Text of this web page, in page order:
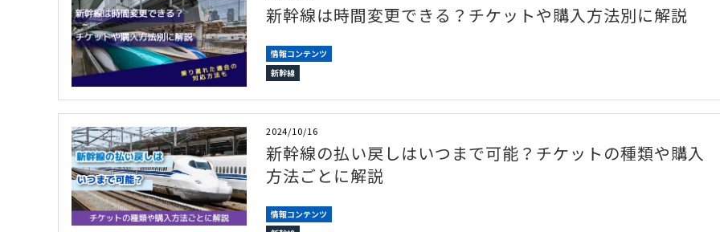
新幹線は時間変更できる？チケットや購入方法別に解説
情報コンテンツ
新幹線
2024/10/16
新幹線の払い戻しはいつまで可能？チケットの種類や購入
方法ごとに解説
情報コンテンツ